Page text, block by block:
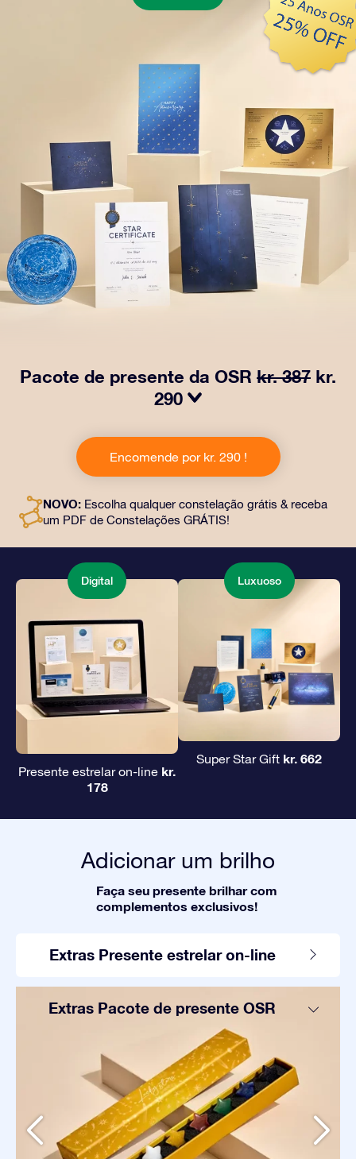
Pacote de presente da OSR kr. 387 kr.
290
da OSR! Esse presente inclui um lindo envelope e
documentos personalizados enviados para um
endereço de sua escolha, além de documentos digitais
mágica de oferecer um presente eterno a amigos e
entes queridos.
Encomende por kr. 290 !
NOVO: Escolha qualquer constelação grátis & receba
um PDF de Constelações GRÁTIS!
Digital
Presente estrelar on-line kr.
178
Luxuoso
Super Star Gift kr. 662
Adicionar um brilho
Faça seu presente brilhar com
complementos exclusivos!
Extras Presente estrelar on-line
Extras Pacote de presente OSR